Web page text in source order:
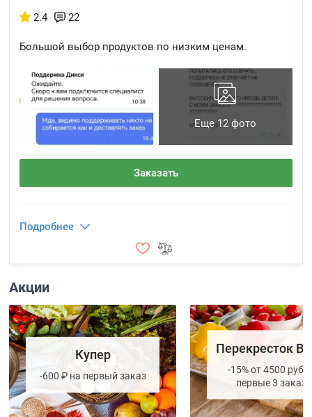
2.4 22
Большой выбор продуктов по низким ценам.
Еще 12 фото
Заказать
Подробнее
Акции
Купер
-600 ₽ на первый заказ
Перекресток
-15% от 4500 руб.
первые 3 заказа